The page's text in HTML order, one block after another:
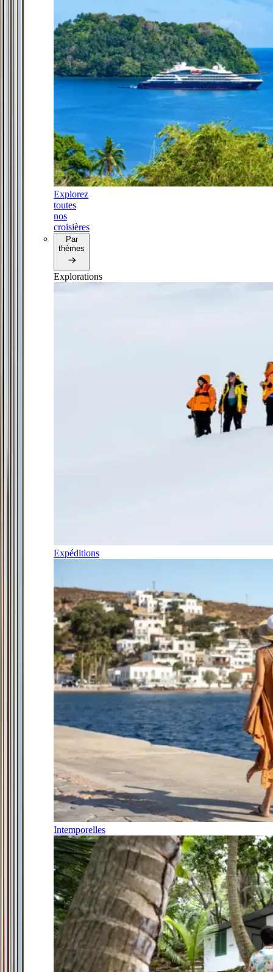
Explorez
toutes
nos
croisières
Par
thèmes
Explorations
Expéditions
Intemporelles